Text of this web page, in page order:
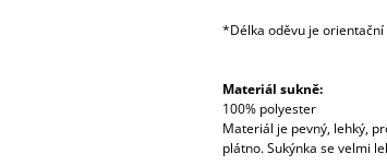
*Délka oděvu je
Materiál sukně:
100% polyester
Materiál je pevný, lehký,
plátno. Sukýnka se velmi